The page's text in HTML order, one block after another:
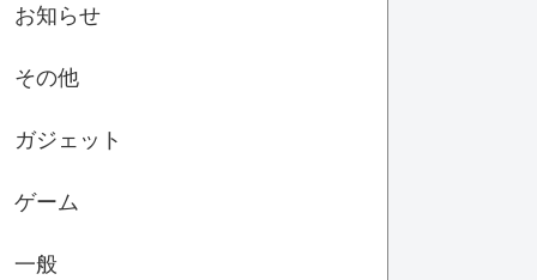
お知らせ
その他
ガジェット
ゲーム
一般